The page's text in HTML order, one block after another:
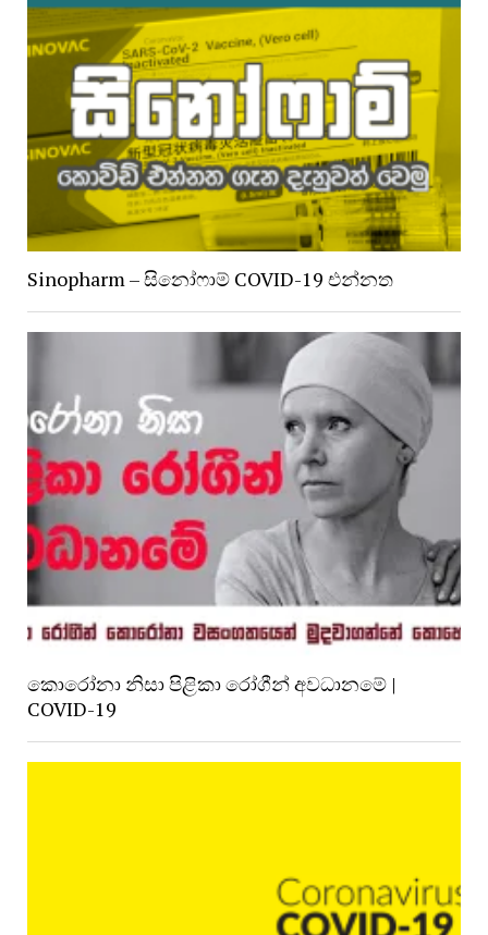
Sinopharm – සිනෝෆාම් COVID-19 එන්නත
කොරෝනා නිසා පිළිකා රෝගීන් අවධානමේ |
COVID-19